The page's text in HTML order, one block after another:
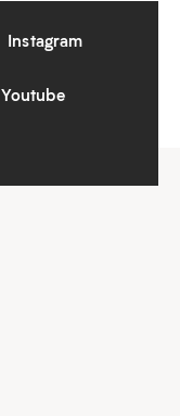
Instagram
Youtube